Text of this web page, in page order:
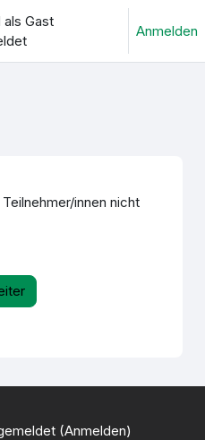
als Gast
Anmelden
innen nicht
(Anmelden)